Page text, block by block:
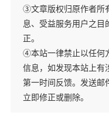
③文章版权归原作者所
息、受益服务用户之目
正。
④本站一律禁止以任何
信息，如发现本站上有
第一时间反馈。发送
立即修正或删除。